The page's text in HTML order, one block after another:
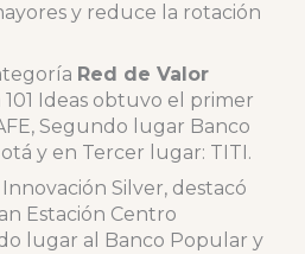
y reduce la rotación
Red de Valor
Ideas obtuvo el primer
Segundo lugar Banco
y en Tercer lugar: TITI.
Silver, destacó
Estación Centro
lugar al Banco Popular y